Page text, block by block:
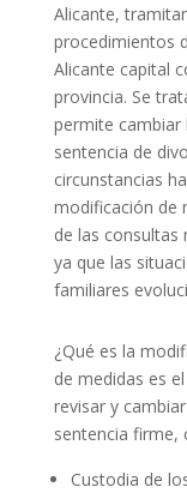
Alicante,
procedimientos
Alicante capital
provincia. Se
permite cambiar
sentencia de
circunstancias
modificación de
de las consultas
ya que las
familiares
¿Qué es la
de medidas es
revisar y
sentencia firme,
Custodia de